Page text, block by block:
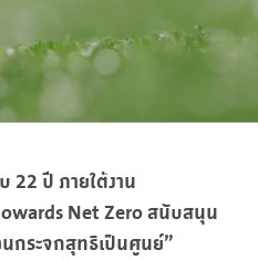
22 ปี ภายใต้งาน
Net Zero สนับสนุน
กระจกสุทธิเป็นศูนย์”